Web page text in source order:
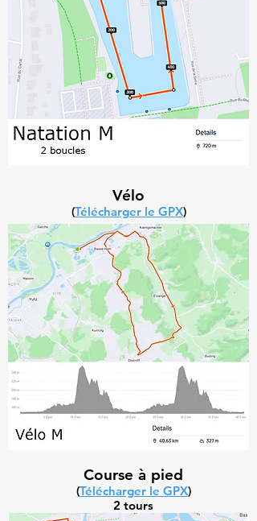
Vélo
(Télécharger le GPX)
Course à pied
(Télécharger le GPX)
2 tours